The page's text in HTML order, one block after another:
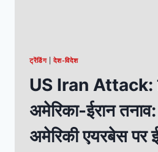
ट्रेंडिंग|देश-विदेश
US Iran Attack:
अमेरिका-ईरान
अमेरिकी एयरबेस पर